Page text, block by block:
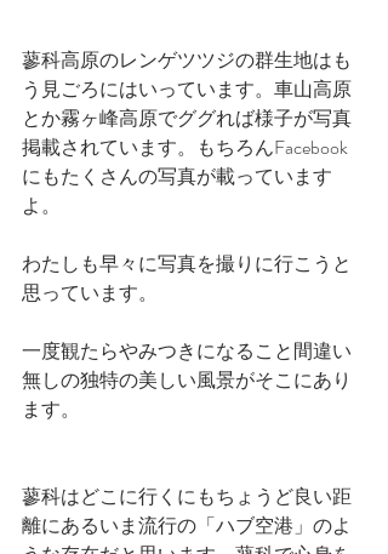
蓼科高原のレンゲツツジの群生地はも
う見ごろにはいっています。車山高原
とか霧ヶ峰高原でググれば様子が写真
掲載されています。もちろんFacebook
にもたくさんの写真が載っています
よ。
わたしも早々に写真を撮りに行こうと
思っています。
一度観たらやみつきになること間違い
無しの独特の美しい風景がそこにあり
ます。
蓼科はどこに行くにもちょうど良い距
離にあるいま流行の「ハブ空港」のよ